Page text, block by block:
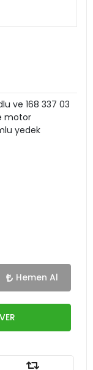
ve 168 337 03
motor
yedek
Hemen Al